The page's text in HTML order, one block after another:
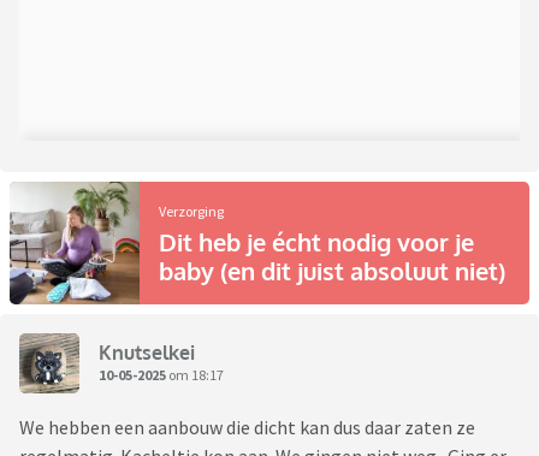
Verzorging
Dit heb je écht nodig voor je
baby (en dit juist absoluut niet)
Knutselkei
10-05-2025 om 18:17
We hebben een aanbouw die dicht kan dus daar zaten ze